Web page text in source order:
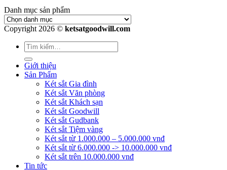
Danh mục sản phẩm
Copyright 2026 © ketsatgoodwill.com
Giới thiệu
Sản Phẩm
Két sắt Gia đình
Két sắt Văn phòng
Két sắt Khách sạn
Két sắt Goodwill
Két sắt Gudbank
Két sắt Tiệm vàng
Két sắt từ 1.000.000 – 5.000.000 vnđ
Két sắt từ 6.000.000 -> 10.000.000 vnđ
Két sắt trên 10.000.000 vnđ
Tin tức